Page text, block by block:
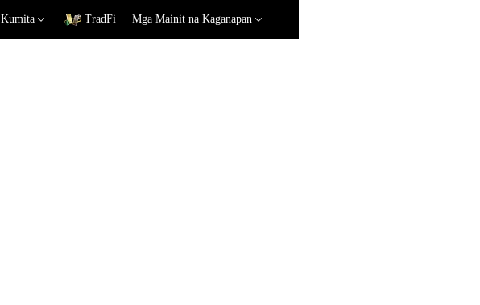
Kumita TradFi Mga Mainit na Kaganapan